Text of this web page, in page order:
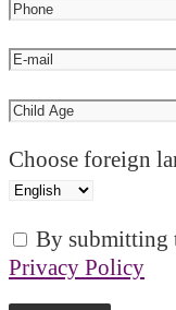
Choose foreign
By submitting
Privacy Policy